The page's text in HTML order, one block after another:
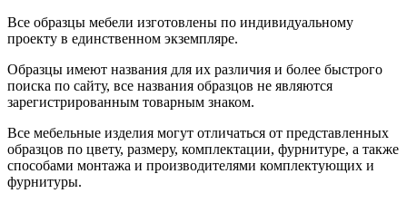
Все образцы мебели изготовлены по индивидуальному
проекту в единственном экземпляре.
Образцы имеют названия для их различия и более быстрого
поиска по сайту, все названия образцов не являются
зарегистрированным товарным знаком.
Все мебельные изделия могут отличаться от представленных
образцов по цвету, размеру, комплектации, фурнитуре, а также
способами монтажа и производителями комплектующих и
фурнитуры.